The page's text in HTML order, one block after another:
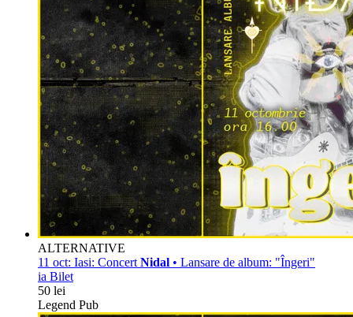
ALTERNATIVE
11 oct: Iasi: Concert Nidal • Lansare de album: "Îngeri"
ia Bilet
50 lei
Legend Pub